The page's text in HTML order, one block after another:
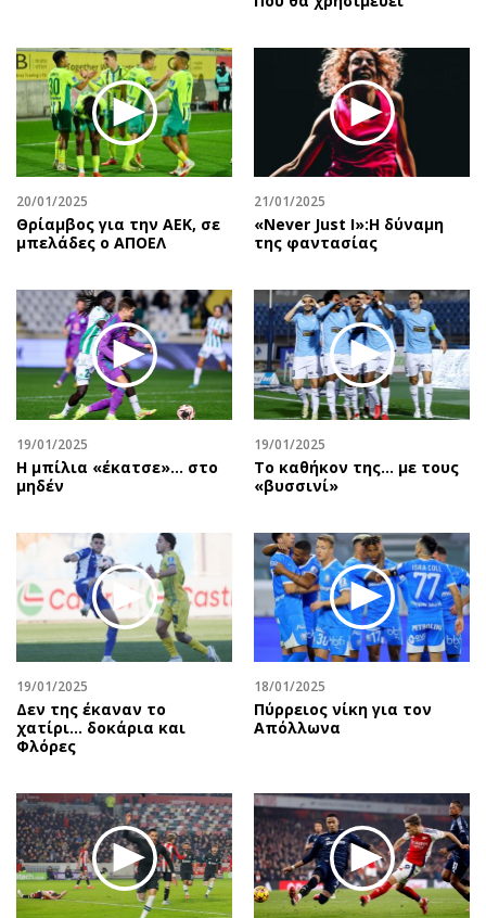
20/01/2025
Θρίαμβος για την ΑΕΚ, σε
μπελάδες ο ΑΠΟΕΛ
21/01/2025
«Never Just I»:Η δύναμη
της φαντασίας
19/01/2025
Η μπίλια «έκατσε»… στο
μηδέν
19/01/2025
Το καθήκον της… με τους
«βυσσινί»
19/01/2025
Δεν της έκαναν το
χατίρι… δοκάρια και
Φλόρες
18/01/2025
Πύρρειος νίκη για τον
Απόλλωνα